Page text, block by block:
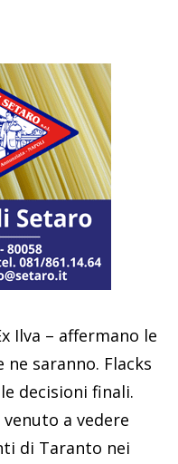
Ilva – affermano le
saranno. Flacks
decisioni finali.
a vedere
di Taranto nei